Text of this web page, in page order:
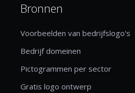
Bronnen
Voorbeelden van bedrijfslogo's
Bedrijf domeinen
Pictogrammen per sector
Gratis logo ontwerp